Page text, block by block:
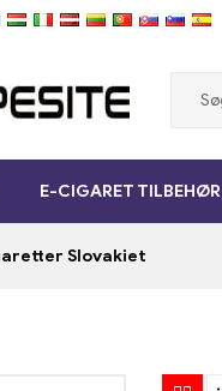
E-CIGARET TILBEHØR
Slovakiet